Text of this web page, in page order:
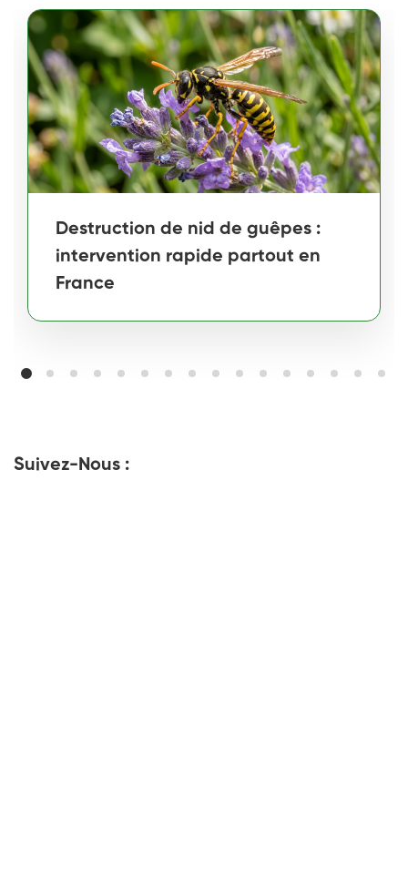
Destruction de nid de guêpes :
intervention rapide partout en
France
Suivez-Nous :